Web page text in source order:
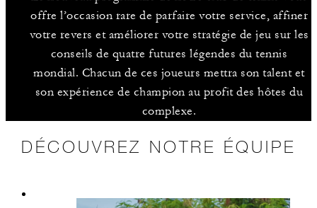
offre l’occasion rare de parfaire votre service, affiner
votre revers et améliorer votre stratégie de jeu sur les
conseils de quatre futures légendes du tennis
mondial. Chacun de ces joueurs mettra son talent et
son expérience de champion au profit des hôtes du
complexe.
DÉCOUVREZ NOTRE ÉQUIPE